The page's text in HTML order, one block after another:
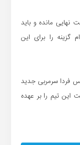
نهایی مانده و باید
گزینه را برای این
فردا سرمربی جدید
تیم را بر عهده